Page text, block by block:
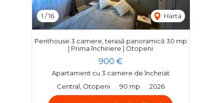
1 /16 Harta
Penthouse 3 camere, terasă panoramică 30 mp
| Prima închiriere | Otopeni
900 €
Apartament cu 3 camere de închiriat
Central, Otopeni
90 mp 2026